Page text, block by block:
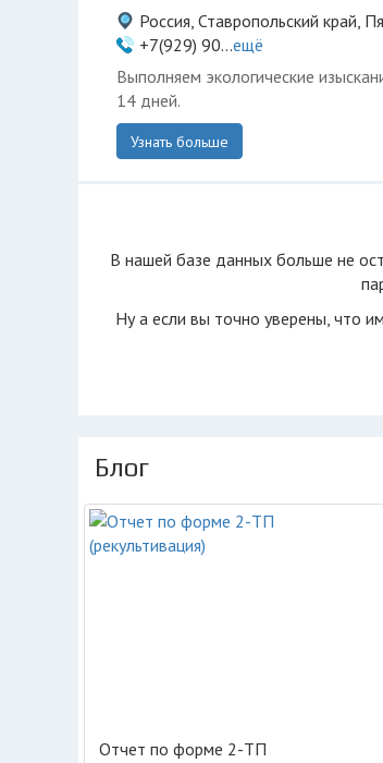
Россия, Ставропольский край,
+7(929) 90...ещё
Выполняем экологические
14 дней.
Узнать больше
В нашей базе данных больше не
Ну а если вы точно уверены, что
Блог
Отчет по форме 2-ТП